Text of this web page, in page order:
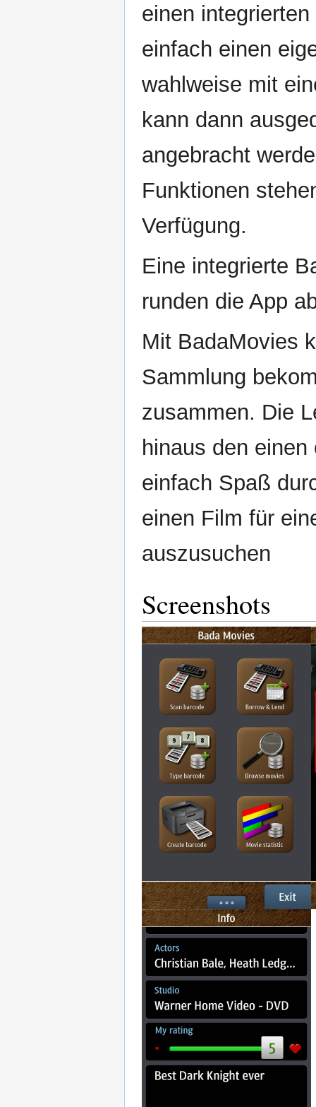
einen
einfach einen
wahlweise mit
kann dann
angebracht
Funktionen
Verfügung.
Eine integrierte
runden die App
Mit BadaMovies
Sammlung
zusammen. Die
hinaus den
einfach Spaß
einen Film für
auszusuchen
Screenshots